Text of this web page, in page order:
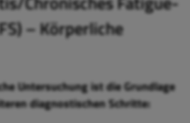
– Körperliche
Untersuchung ist die Grundlage
diagnostischen Schritte: